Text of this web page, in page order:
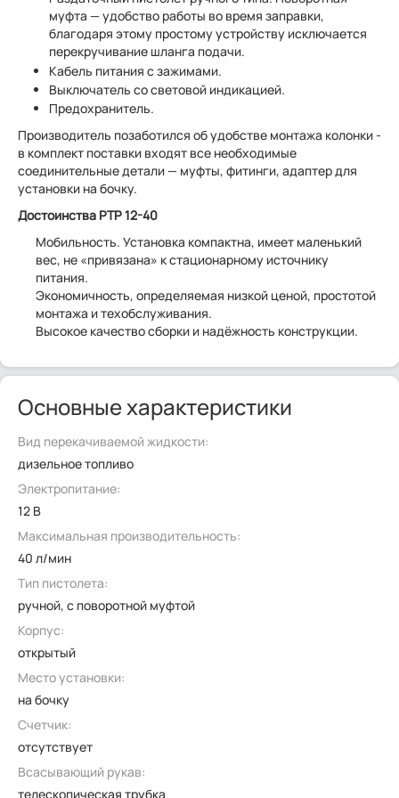
муфта — удобство работы во время заправки,
благодаря этому простому устройству исключается
перекручивание шланга подачи.
Кабель питания с зажимами.
Выключатель со световой индикацией.
Предохранитель.
Производитель позаботился об удобстве монтажа колонки -
в комплект поставки входят все необходимые
соединительные детали — муфты, фитинги, адаптер для
установки на бочку.
Достоинства PTP 12-40
Мобильность. Установка компактна, имеет маленький
вес, не «привязана» к стационарному источнику
питания.
Экономичность, определяемая низкой ценой, простотой
монтажа и техобслуживания.
Высокое качество сборки и надёжность конструкции.
Основные характеристики
Вид перекачиваемой жидкости:
дизельное топливо
Электропитание:
12 В
Максимальная производительность:
40 л/мин
Тип пистолета:
ручной, с поворотной муфтой
Корпус:
открытый
Место установки:
на бочку
Счетчик:
отсутствует
Всасывающий рукав:
телескопическая трубка